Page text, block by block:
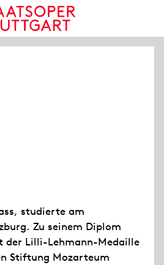
studierte am
Zu seinem Diplom
der Lilli-Lehmann-Medaille
Stiftung Mozarteum